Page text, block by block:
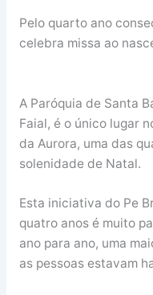
Pelo quarto ano
celebra missa ao
A Paróquia de Santa
Faial, é o único lugar
da Aurora, uma das
solenidade de Natal.
Esta iniciativa do Pe
quatro anos é muito
ano para ano, uma
as pessoas estavam